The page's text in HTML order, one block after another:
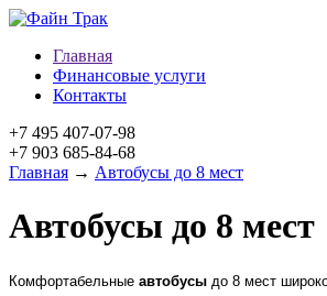
Главная
Финансовые услуги
Контакты
+7 495 407-07-98
+7 903 685-84-68
Главная → Автобусы до 8 мест
Автобусы до 8 мест
Комфортабельные автобусы до 8 мест